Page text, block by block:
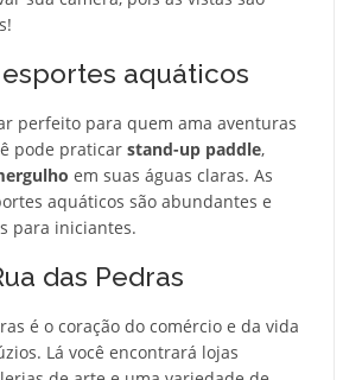
aquáticos
perfeito para quem ama aventuras
pode praticar stand-up paddle,
em suas águas claras. As
aquáticos são abundantes e
para iniciantes.
das Pedras
é o coração do comércio e da vida
Lá você encontrará lojas